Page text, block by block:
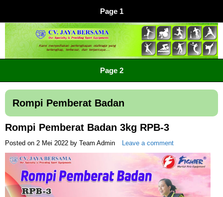
Page 1
CV JAYA BERSAMA Co Id
Menyediakan Semua Perlengkapan Olahraga Yang
Page 2
Rompi Pemberat Badan
Rompi Pemberat Badan 3kg RPB-3
Posted on 2 Mei 2022 by Team Admin Leave a comment